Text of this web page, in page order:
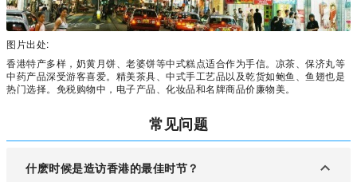
图片出处:
香港特产多样，奶黄月饼、老婆饼等中式糕点适合作为手信。凉茶、保济丸等
中药产品深受游客喜爱。精美茶具、中式手工艺品以及乾货如鲍鱼、鱼翅也是
热门选择。免税购物中，电子产品、化妆品和名牌商品价廉物美。
常见问题
什麽时候是造访香港的最佳时节？